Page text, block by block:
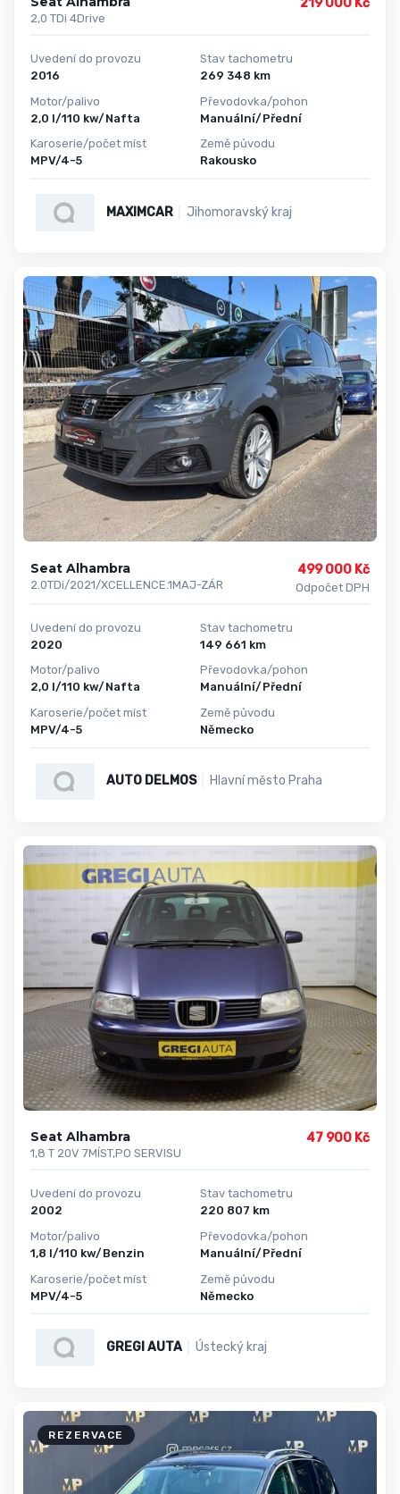
2,0 TDi 4Drive
219 000 Kč
Uvedení do provozu
2016
Motor/palivo
2,0 l/110 kw/Nafta
Karoserie/počet míst
MPV/4-5
Stav tachometru
269 348 km
Převodovka/pohon
Manuální/Přední
Země původu
Rakousko
MAXIMCAR Jihomoravský kraj
Seat Alhambra
2.0TDi/2021/XCELLENCE.1MAJ-ZÁR
499 000 Kč
Odpočet DPH
Uvedení do provozu
2020
Motor/palivo
2,0 l/110 kw/Nafta
Karoserie/počet míst
MPV/4-5
Stav tachometru
149 661 km
Převodovka/pohon
Manuální/Přední
Země původu
Německo
AUTO DELMOS Hlavní město Praha
Seat Alhambra
1,8 T 20V 7MÍST,PO SERVISU
47 900 Kč
Uvedení do provozu
2002
Motor/palivo
1,8 l/110 kw/Benzin
Karoserie/počet míst
MPV/4-5
Stav tachometru
220 807 km
Převodovka/pohon
Manuální/Přední
Země původu
Německo
GREGI AUTA Ústecký kraj
REZERVACE